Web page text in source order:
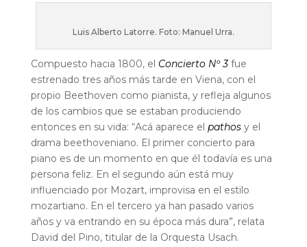
Luis Alberto Latorre. Foto: Manuel Urra.
Compuesto hacia 1800, el Concierto Nº 3fue
estrenado tres años más tarde en Viena, con el
propio Beethoven como pianista, y refleja algunos
de los cambios que se estaban produciendo
entonces en su vida: “Acá aparece el pathos y el
drama beethoveniano. El primer concierto para
piano es de un momento en que él todavía es una
persona feliz. En el segundo aún está muy
influenciado por Mozart, improvisa en el estilo
mozartiano. En el tercero ya han pasado varios
años y va entrando en su época más dura”, relata
David del Pino, titular de la Orquesta Usach.